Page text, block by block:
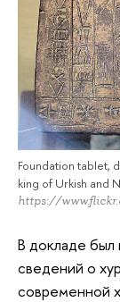
Foundation tablet,
king of Urkish and
https://
В докладе был
сведений о
современной